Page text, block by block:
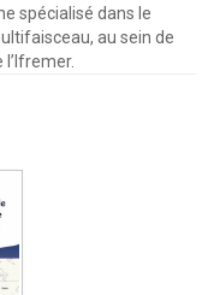
spécialisé dans le
au sein de